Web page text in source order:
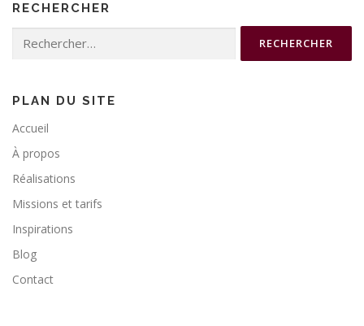
RECHERCHER
PLAN DU SITE
Accueil
À propos
Réalisations
Missions et tarifs
Inspirations
Blog
Contact